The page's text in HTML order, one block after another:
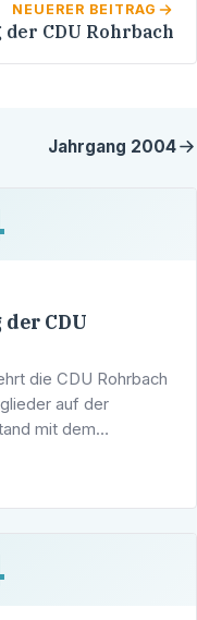
NEUERER BEITRAG
CDU Rohrbach
Jahrgang 2004
CDU
die CDU Rohrbach
auf der
mit dem